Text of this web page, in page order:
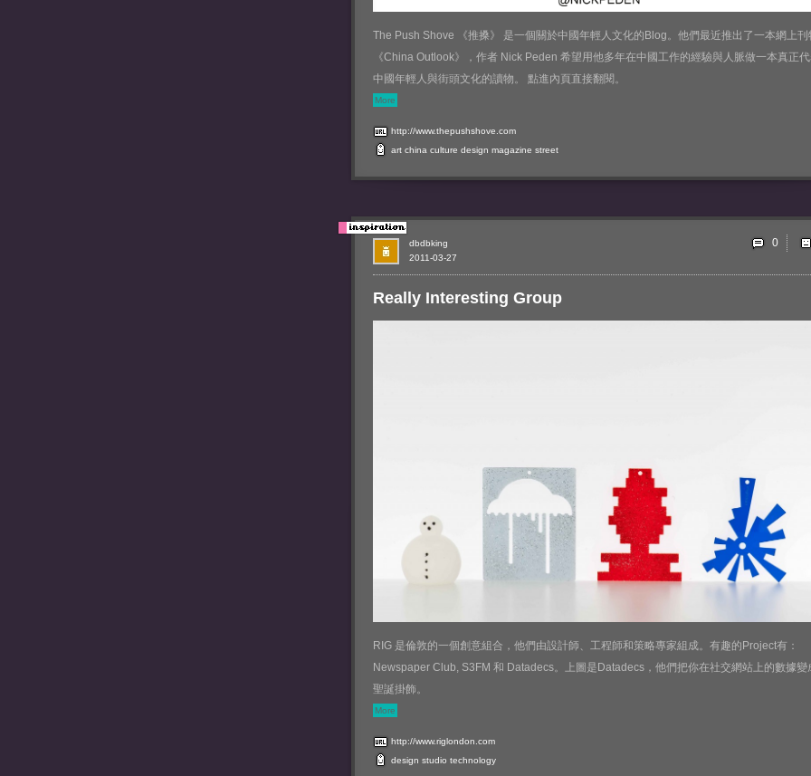
The Push Shove 《推搡》 是一個關於中國年輕人文化的Blog。他們最近推出了一本網上刊
《China Outlook》，作者 Nick Peden 希望用他多年在中國工作的經驗與人脈做一本真正
中國年輕人與街頭文化的讀物。 點進內頁直接翻閱。
More
http://www.thepushshove.com
art china culture design magazine street
Really Interesting Group
RIG 是倫敦的一個創意組合，他們由設計師、工程師和策略專家組成。有趣的Project有：
Newspaper Club, S3FM 和 Datadecs。上圖是Datadecs，他們把你在社交網站上的數據變
聖誕掛飾。
More
http://www.riglondon.com
design studio technology
2011-03-27
dbdbking 0